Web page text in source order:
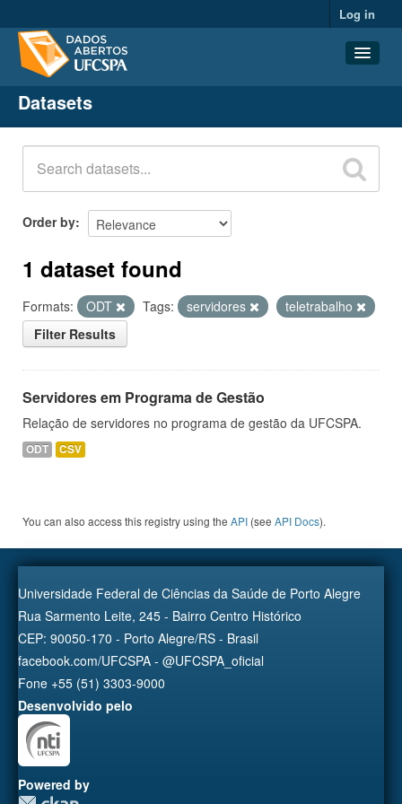
Log in
Datasets
Organizations
Groups
About
Datasets
Order by
1 dataset found
Formats: ODT Tags: servidores
teletrabalho
Filter Results
Servidores em Programa de Gestão
Relação de servidores no programa de gestão da UFCSPA.
ODT CSV
You can also access this registry using the API (see API Docs).
Universidade Federal de Ciências da Saúde de Porto Alegre
Rua Sarmento Leite, 245 - Bairro Centro Histórico
CEP: 90050-170 - Porto Alegre/RS - Brasil
facebook.com/UFCSPA - @UFCSPA_oficial
Fone +55 (51) 3303-9000
Desenvolvido pelo
Powered by